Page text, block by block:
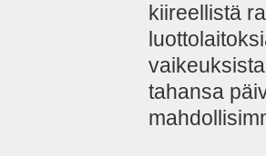
kiireellistä
tahansa